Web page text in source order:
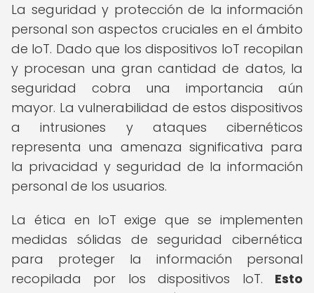
La seguridad y protección de la información
personal son aspectos cruciales en el ámbito
de IoT. Dado que los dispositivos IoT recopilan
y procesan una gran cantidad de datos, la
seguridad cobra una importancia aún
mayor. La vulnerabilidad de estos dispositivos
a intrusiones y ataques cibernéticos
representa una amenaza significativa para
la privacidad y seguridad de la información
personal de los usuarios.
La ética en IoT exige que se implementen
medidas sólidas de seguridad cibernética
para proteger la información personal
recopilada por los dispositivos IoT. Esto